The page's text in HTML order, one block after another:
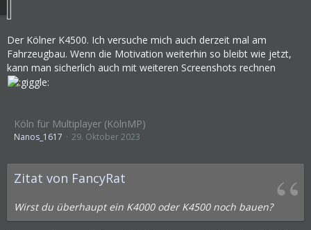
Der Kölner K4500. Ich versuche mich auch derzeit mal am
Fahrzeugbau. Wenn die Motivation weiterhin so bleibt wie jetzt,
kann man sicherlich auch mit weiteren Screenshots rechnen
Köln für Multiplayer (KölnMP)
Nanos_1617 29. Oktober 2023
Zitat von FancyRat
Wirst du überhaupt ein K4000 oder K4500 noch bauen?